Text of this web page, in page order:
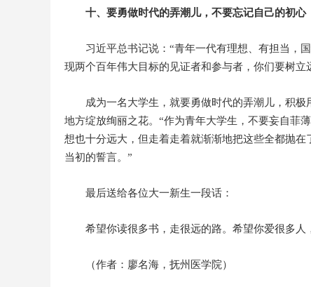
十、要勇做时代的弄潮儿，不要忘记自己的初心
习近平总书记说：“青年一代有理想、有担当，
现两个百年伟大目标的见证者和参与者，你们要树
成为一名大学生，就要勇做时代的弄潮儿，积
地方绽放绚丽之花。“作为青年大学生，不要妄自菲
想也十分远大，但走着走着就渐渐地把这些全都抛
当初的誓言。”
最后送给各位大一新生一段话：
希望你读很多书，走很远的路。希望你爱很多
（作者：廖名海，抚州医学院）